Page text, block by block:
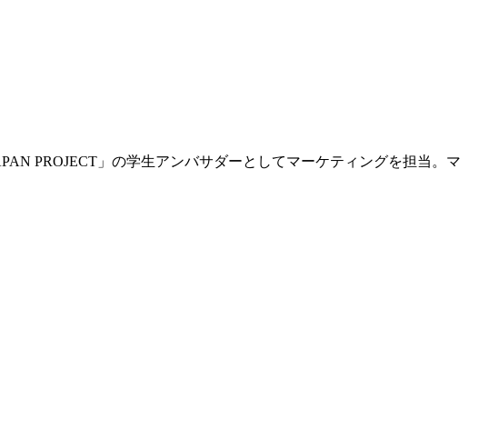
PROJECT」の学生アンバサダーとしてマーケティングを担当。マ